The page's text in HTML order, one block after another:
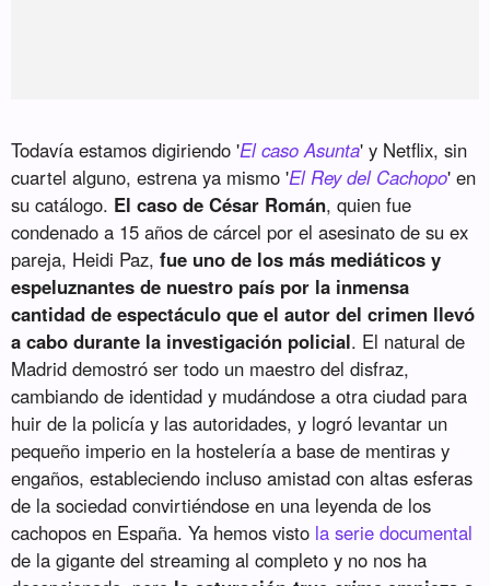
Todavía estamos digiriendo 'El caso Asunta' y Netflix, sin
cuartel alguno, estrena ya mismo 'El Rey del Cachopo' en
su catálogo. El caso de César Román, quien fue
condenado a 15 años de cárcel por el asesinato de su ex
pareja, Heidi Paz,fue uno de los más mediáticos y
espeluznantes de nuestro país por la inmensa
cantidad de espectáculo que el autor del crimen llevó
a cabo durante la investigación policial. El natural de
Madrid demostró ser todo un maestro del disfraz,
cambiando de identidad y mudándose a otra ciudad para
huir de la policía y las autoridades, y logró levantar un
pequeño imperio en la hostelería a base de mentiras y
engaños, estableciendo incluso amistad con altas esferas
de la sociedad convirtiéndose en una leyenda de los
cachopos en España. Ya hemos visto la serie documental
de la gigante del streaming al completo y no nos ha